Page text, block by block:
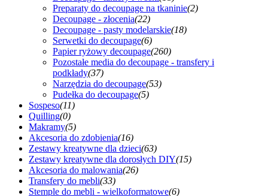
Preparaty do decoupage na tkaninie(2)
Decoupage - złocenia(22)
Decoupage - pasty modelarskie(18)
Serwetki do decoupage(6)
Papier ryżowy decoupage(260)
Pozostałe media do decoupage - transfery i
podkłady(37)
Narzędzia do decoupage(53)
Pudełka do decoupage(5)
Sospeso(11)
Quilling(0)
Makramy(5)
Akcesoria do zdobienia(16)
Zestawy kreatywne dla dzieci(63)
Zestawy kreatywne dla dorosłych DIY(15)
Akcesoria do malowania(26)
Transfery do mebli(33)
Stemple do mebli - wielkoformatowe(6)